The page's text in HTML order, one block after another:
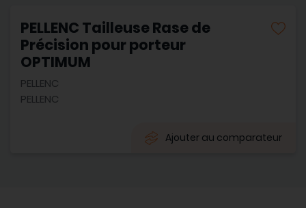
PELLENC Tailleuse Rase de
Précision pour porteur
OPTIMUM
PELLENC
PELLENC
Ajouter au comparateur